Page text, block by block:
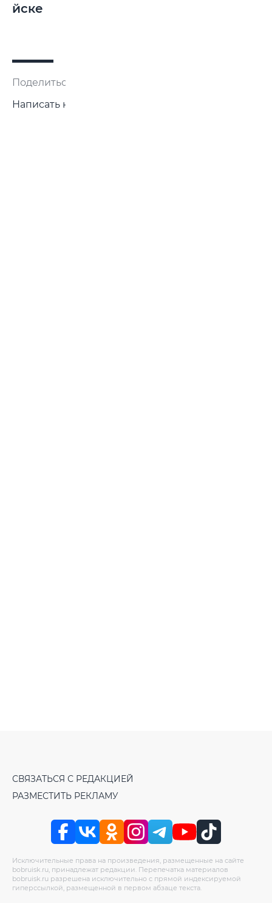
йске
Поделиться:
Написать нам
СВЯЗАТЬСЯ С РЕДАКЦИЕЙ
РАЗМЕСТИТЬ РЕКЛАМУ
Исключительные права на произведения, размещенные на сайте
bobruisk.ru, принадлежат редакции. Перепечатка материалов
bobruisk.ru разрешена исключительно с прямой индексируемой
гиперссылкой, размещенной в первом абзаце текста.